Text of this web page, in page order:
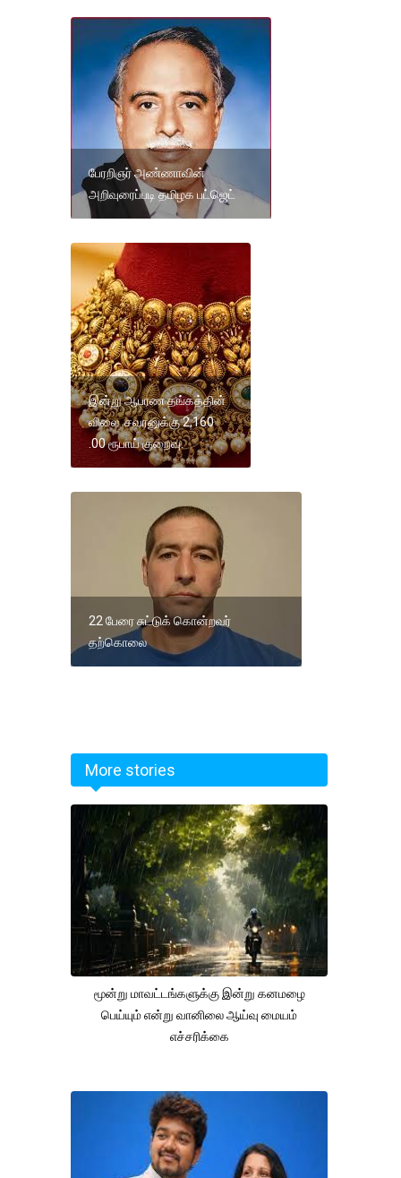
பேரறிஞர் அண்ணாவின்
அறிவுரைப்படி தமிழக பட்ஜெட்
இன்று ஆபரண தங்கத்தின்
விலை சவரனுக்கு 2,160
.00 ரூபாய் குறைவு.
22 பேரை சுட்டுக் கொன்றவர்
தற்கொலை
More stories
மூன்று மாவட்டங்களுக்கு இன்று கனமழை
பெய்யும் என்று வானிலை ஆய்வு மையம்
எச்சரிக்கை